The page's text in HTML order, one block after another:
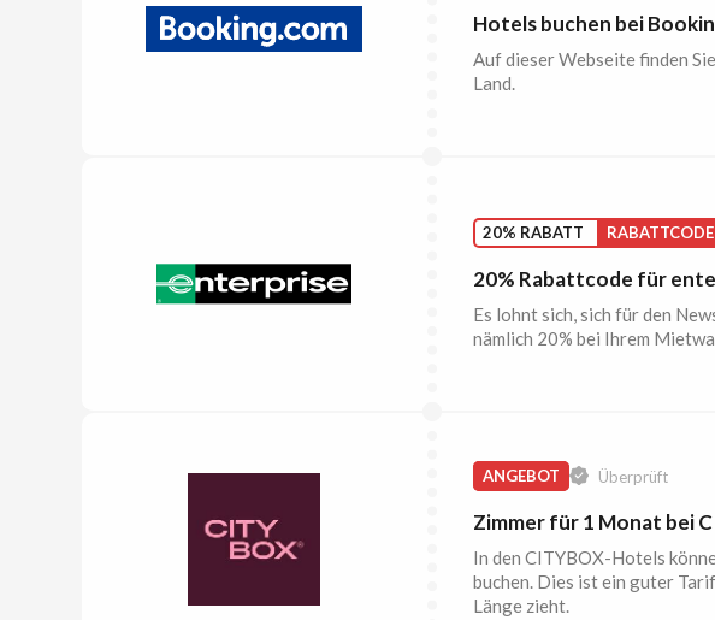
Hotels buchen bei
Auf dieser Webseite finden
Land.
20% RABATT RABATTCODE
20% Rabattcode für
Es lohnt sich, sich für den
nämlich 20% bei Ihrem
ANGEBOT Überprüft
Zimmer für 1 Monat bei
In den CITYBOX-Hotels
buchen. Dies ist ein guter
Länge zieht.